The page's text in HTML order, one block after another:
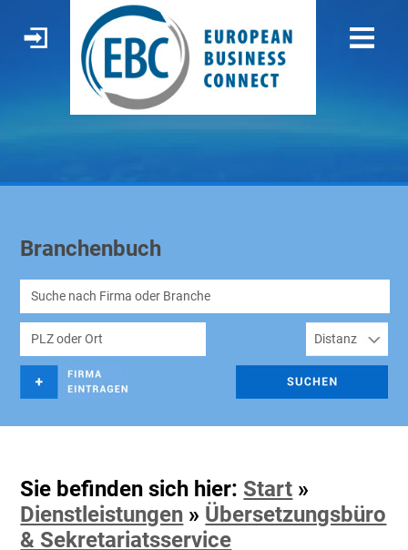
Branchenbuch
Sie befinden sich hier: Start »
Dienstleistungen » Übersetzungsbüro
& Sekretariatsservice